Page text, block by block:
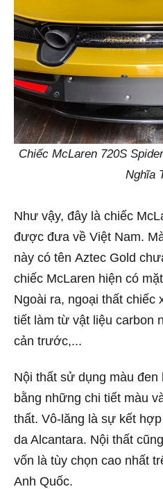
Chiếc McLaren 720S
Nghĩa
Như vậy, đây là chiếc
được đưa về Việt Nam.
này có tên Aztec Gold
chiếc McLaren hiện có
Ngoài ra, ngoại thất chiếc
tiết làm từ vật liệu carbon
cản trước,...
Nội thất sử dụng màu
bằng những chi tiết màu
thất. Vô-lăng là sự kết
da Alcantara. Nội thất
vốn là tùy chọn cao nhất
Anh Quốc.